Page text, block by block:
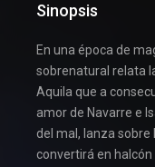
Sinopsis
En una época de
sobrenatural relata
Aquila que a
amor de Navarre e
del mal, lanza sobre
convertirá en